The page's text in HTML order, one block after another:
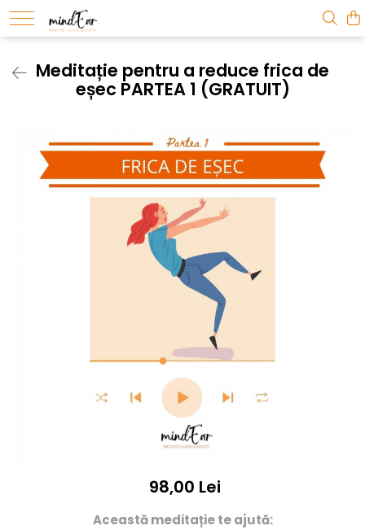
Meditație pentru a reduce frica de
eșec PARTEA 1 (GRATUIT)
98,00 Lei
Această meditație te ajută: